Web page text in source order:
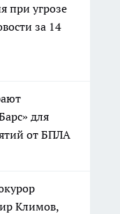
при угрозе
за 14
для
от БПЛА
Климов,